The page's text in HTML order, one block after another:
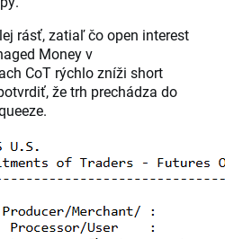
rásť, zatiaľ čo open interest
Money v
CoT rýchlo zníži short
že trh prechádza do